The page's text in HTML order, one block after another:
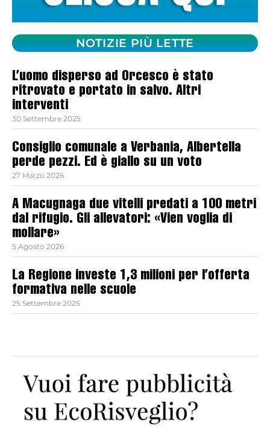
NOTIZIE PIÙ LETTE
L’uomo disperso ad Orcesco è stato
ritrovato e portato in salvo. Altri
interventi
30 Settembre 2025
Consiglio comunale a Verbania, Albertella
perde pezzi. Ed è giallo su un voto
27 Marzo 2026
A Macugnaga due vitelli predati a 100 metri
dal rifugio. Gli allevatori: «Vien voglia di
mollare»
5 Agosto 2026
La Regione investe 1,3 milioni per l’offerta
formativa nelle scuole
25 Settembre 2025